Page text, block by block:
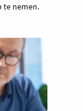
te nemen.